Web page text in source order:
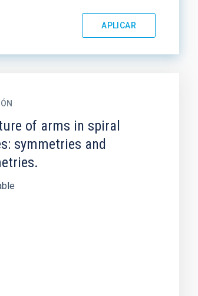
of arms in spiral
symmetries and